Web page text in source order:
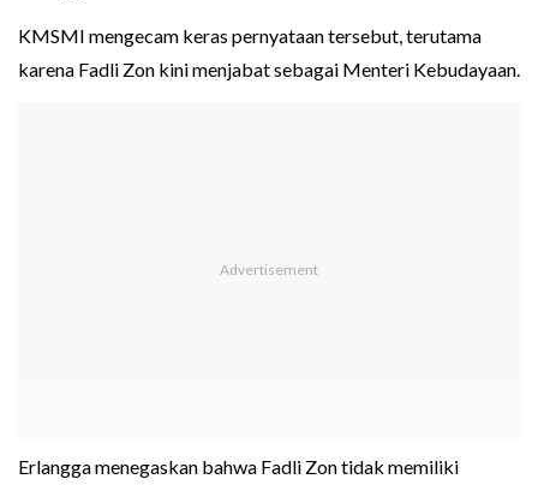
KMSMI mengecam keras pernyataan tersebut, terutama
karena Fadli Zon kini menjabat sebagai Menteri Kebudayaan.
Erlangga menegaskan bahwa Fadli Zon tidak memiliki